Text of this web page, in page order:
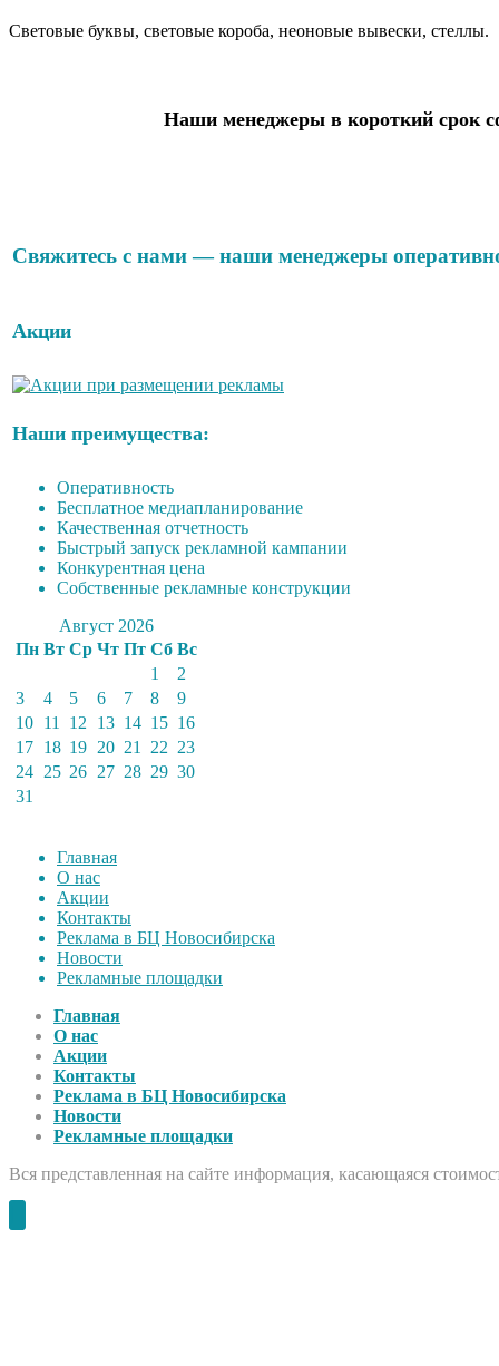
Световые буквы, световые короба, неоновые вывески, стеллы.
Наши менеджеры в короткий срок
Свяжитесь с нами — наши менеджеры
Акции
Наши преимущества:
Оперативность
Бесплатное медиапланирование
Качественная отчетность
Быстрый запуск рекламной кампании
Конкурентная цена
Собственные рекламные конструкции
Август 2026
Пн Вт Ср Чт Пт Сб Вс
1
2
3
4 5 6 7 8
9
10 11 12 13 14 15 16
17 18 19 20 21 22 23
24 25 26 27 28 29 30
31
Главная
О нас
Акции
Контакты
Реклама в БЦ Новосибирска
Новости
Рекламные площадки
Главная
О нас
Акции
Контакты
Реклама в БЦ Новосибирска
Новости
Рекламные площадки
Вся представленная на сайте информация, касающаяся